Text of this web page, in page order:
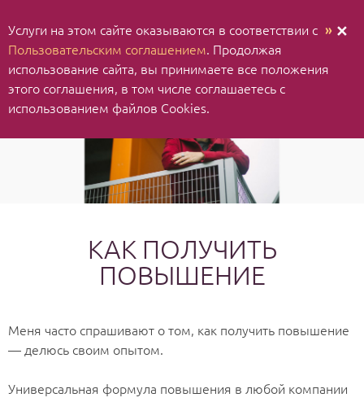
КАК ПОЛУЧИТЬ
ПОВЫШЕНИЕ
Меня часто спрашивают о том, как получить повышение
— делюсь своим опытом.
Универсальная формула повышения в любой компании
Услуги на этом сайте оказываются в соответствии с »
Пользовательским соглашением. Продолжая
использование cайта, вы принимаете все положения
этого соглашения, в том числе соглашаетесь с
использованием файлов Cookies.
✕